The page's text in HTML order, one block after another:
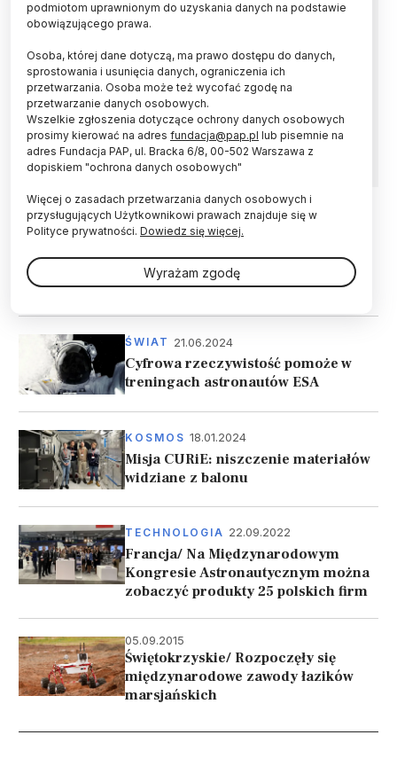
Mimo ogromnego postępu technologicznego,
dzięki któremu zaczęła pojawiać się również
turystyka kosmiczna, astronautyka to wciąż
nisza, a zawodowy astronauta – z uwagi na
wieloletnie przygotowania - wciąż uważany jest
za "wybrańca" – mówi Ewelina Zambrzycka-
Kościelnicka z Centrum Badań Kosmicznych
PAN.
KOSMOS 18.10.2024
gospodarzem Międzynarodowego
Kongresu Astronautycznego
ŚWIAT 21.06.2024
Cyfrowa rzeczywistość pomoże w
treningach astronautów ESA
KOSMOS 18.01.2024
Misja CURiE: niszczenie materiałów
widziane z balonu
TECHNOLOGIA 22.09.2022
Francja/ Na Międzynarodowym
Kongresie Astronautycznym można
zobaczyć produkty 25 polskich firm
05.09.2015
Świętokrzyskie/ Rozpoczęły się
międzynarodowe zawody łazików
marsjańskich
podmiotom uprawnionym do uzyskania danych na podstawie
obowiązującego prawa.
Osoba, której dane dotyczą, ma prawo dostępu do danych,
sprostowania i usunięcia danych, ograniczenia ich
przetwarzania. Osoba może też wycofać zgodę na
przetwarzanie danych osobowych.
Wszelkie zgłoszenia dotyczące ochrony danych osobowych
prosimy kierować na adres fundacja@pap.pl lub pisemnie na
adres Fundacja PAP, ul. Bracka 6/8, 00-502 Warszawa z
dopiskiem "ochrona danych osobowych"
Więcej o zasadach przetwarzania danych osobowych i
przysługujących Użytkownikowi prawach znajduje się w
Polityce prywatności. Dowiedz się więcej.
Wyrażam zgodę